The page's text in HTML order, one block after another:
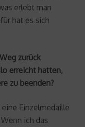
erlebt man
hat es sich
zurück
erreicht hatten,
zu beenden?
Einzelmedaille
ich das